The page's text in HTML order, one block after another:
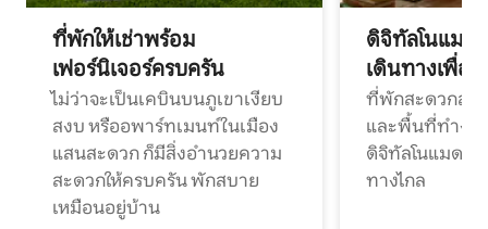
ที่พักให้เช่าพร้อม
เฟอร์นิเจอร์ครบครัน
ไม่ว่าจะเป็นเคบินบนภูเขาเงียบ
สงบ หรืออพาร์ทเมนท์ในเมือง
แสนสะดวก ก็มีสิ่งอำนวยความ
สะดวกให้ครบครัน พักสบาย
เหมือนอยู่บ้าน
ดิจิทัลโนแมด
เดินทางเพื่อ
ที่พักสะดวกสบ
และพื้นที่ทำงา
ดิจิทัลโนแมดแ
ทางไกล